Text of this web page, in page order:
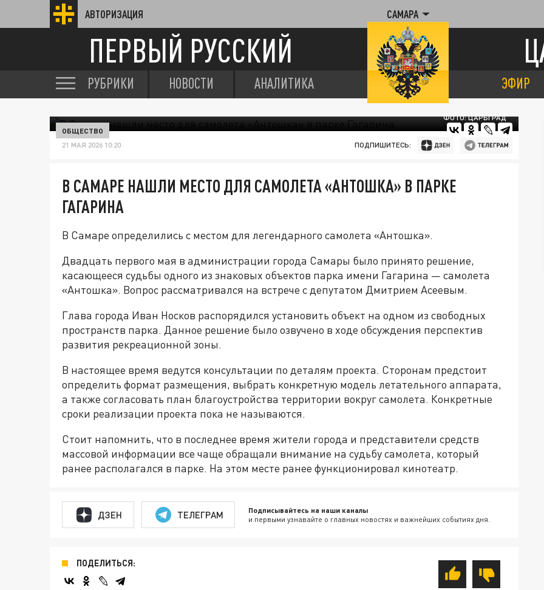
АВТОРИЗАЦИЯ САМАРА
ПЕРВЫЙ РУССКИЙ
РУБРИКИ НОВОСТИ АНАЛИТИКА ЭФИР
ФОТО: ЦАРЬГРАД
ОБЩЕСТВО
21 МАЯ 2026 10:20 ПОДПИШИТЕСЬ:
В САМАРЕ НАШЛИ МЕСТО ДЛЯ САМОЛЕТА «АНТОШКА» В ПАРКЕ
ГАГАРИНА
В Самаре определились с местом для легендарного самолета «Антошка».
Двадцать первого мая в администрации города Самары было принято решение,
касающееся судьбы одного из знаковых объектов парка имени Гагарина — самолета
«Антошка». Вопрос рассматривался на встрече с депутатом Дмитрием Асеевым.
Глава города Иван Носков распорядился установить объект на одном из свободных
пространств парка. Данное решение было озвучено в ходе обсуждения перспектив
развития рекреационной зоны.
В настоящее время ведутся консультации по деталям проекта. Сторонам предстоит
определить формат размещения, выбрать конкретную модель летательного аппарата,
а также согласовать план благоустройства территории вокруг самолета. Конкретные
сроки реализации проекта пока не называются.
Стоит напомнить, что в последнее время жители города и представители средств
массовой информации все чаще обращали внимание на судьбу самолета, который
ранее располагался в парке. На этом месте ранее функционировал кинотеатр.
ДЗЕН ТЕЛЕГРАМ Подписывайтесь на наши каналы
и первыми узнавайте о главных новостях и важнейших событиях дня.
ПОДЕЛИТЬСЯ: